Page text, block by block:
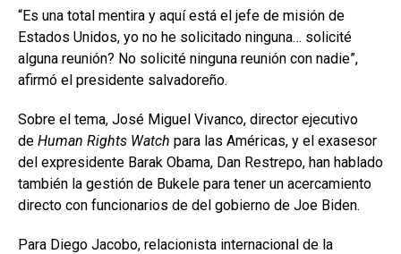
“Es una total mentira y aquí está el jefe de misión de
Estados Unidos, yo no he solicitado ninguna… solicité
alguna reunión? No solicité ninguna reunión con nadie”,
afirmó el presidente salvadoreño.
Sobre el tema, José Miguel Vivanco, director ejecutivo
de Human Rights Watch para las Américas, y el exasesor
del expresidente Barak Obama, Dan Restrepo, han hablado
también la gestión de Bukele para tener un acercamiento
directo con funcionarios de del gobierno de Joe Biden.
Para Diego Jacobo, relacionista internacional de la